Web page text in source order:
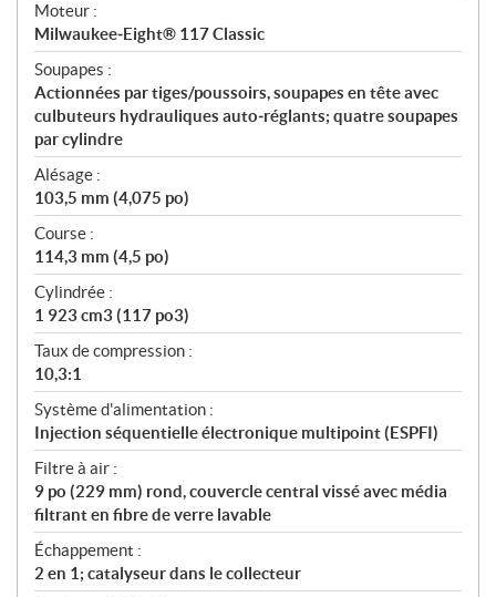
Moteur :
Milwaukee‑Eight® 117 Classic
Soupapes :
Actionnées par tiges/poussoirs, soupapes en tête avec
culbuteurs hydrauliques auto‑réglants; quatre soupapes
par cylindre
Alésage :
103,5 mm (4,075 po)
Course :
114,3 mm (4,5 po)
Cylindrée :
1 923 cm3 (117 po3)
Taux de compression :
10,3:1
Système d'alimentation :
Injection séquentielle électronique multipoint (ESPFI)
Filtre à air :
9 po (229 mm) rond, couvercle central vissé avec média
filtrant en fibre de verre lavable
Échappement :
2 en 1; catalyseur dans le collecteur